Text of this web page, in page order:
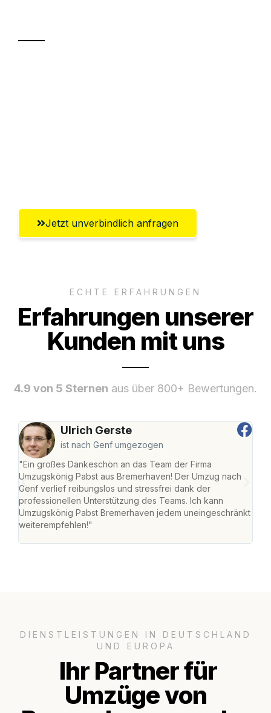
Jetzt unverbindlich anfragen
ECHTE ERFAHRUNGEN
Erfahrungen unserer
Kunden mit uns
4.9 von 5 Sternen aus über 800+ Bewertungen.
Ulrich Gerste
ist nach Genf umgezogen
"Ein großes Dankeschön an das Team der Firma
Umzugskönig Pabst aus Bremerhaven! Der Umzug nach
Genf verlief reibungslos und stressfrei dank der
professionellen Unterstützung des Teams. Ich kann
Umzugskönig Pabst Bremerhaven jedem uneingeschränkt
weiterempfehlen!"
DIENSTLEISTUNGEN IN DEUTSCHLAND
UND EUROPA
Ihr Partner für
Umzüge von